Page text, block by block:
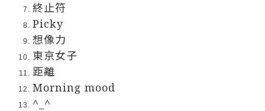
終止符
Picky
想像力
東京女子
距離
Morning mood
^_^